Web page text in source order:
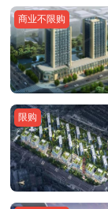
商业不限购
限购